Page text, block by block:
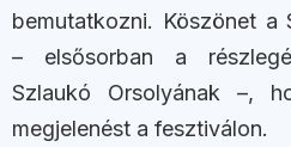
bemutatkozni. Köszönet a
– elsősorban a
Szlaukó Orsolyának –,
megjelenést a fesztiválon.